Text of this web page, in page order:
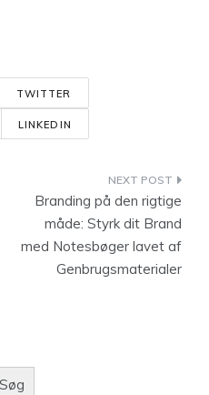
TWITTER
LINKEDIN
Branding på den rigtige
måde: Styrk dit Brand
med Notesbøger lavet af
Genbrugsmaterialer
Søg